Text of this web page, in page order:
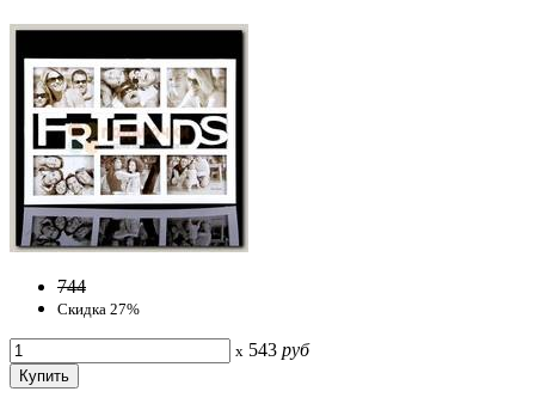
744
Скидка 27%
x 543 руб